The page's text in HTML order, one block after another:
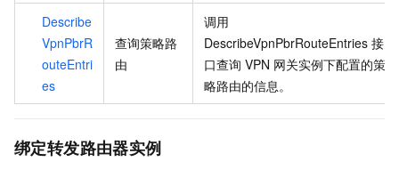
Describe
VpnPbrR
outeEntri
es
查询策略路
由
调用
DescribeVpnPbrRouteEntries 接
口查询 VPN 网关实例下配置的策
略路由的信息。
绑定转发路由器实例